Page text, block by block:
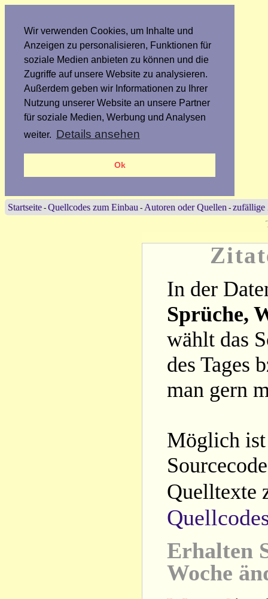
Wir verwenden Cookies, um Inhalte und
Anzeigen zu personalisieren, Funktionen für
soziale Medien anbieten zu können und die
Zugriffe auf unsere Website zu analysieren.
Außerdem geben wir Informationen zu Ihrer
Nutzung unserer Website an unsere Partner
für soziale Medien, Werbung und Analysen
weiter. Details ansehen
Ok
Startseite - Quellcodes zum Einbau - Autoren oder Quellen - zufällige
In der
Sprüche,
wählt das
des Tages
man gern
Möglich ist
Quelltexte
Erhalten
Woche